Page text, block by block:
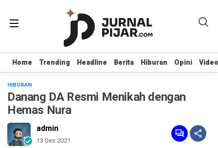
Home Trending Headline Berita Hiburan Opini Video
Home Trending Headline Berita Hiburan Opini Video
HIBURAN
Danang DA Resmi Menikah dengan
Hemas Nura
admin
13 Des 2021